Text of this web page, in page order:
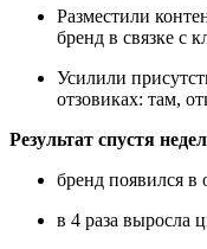
Разместили
бренд в связке с
Усилили
отзовиках: там,
Результат спустя
бренд появился
в 4 раза выросла